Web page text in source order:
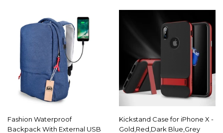
Fashion Waterproof
Backpack With External USB
Kickstand Case for iPhone X -
Gold,Red,Dark Blue,Grey